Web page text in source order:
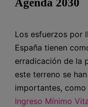
Agenda 2030
Los esfuerzos por
España tienen
erradicación de la
este terreno se
importantes, como
Ingreso Mínimo